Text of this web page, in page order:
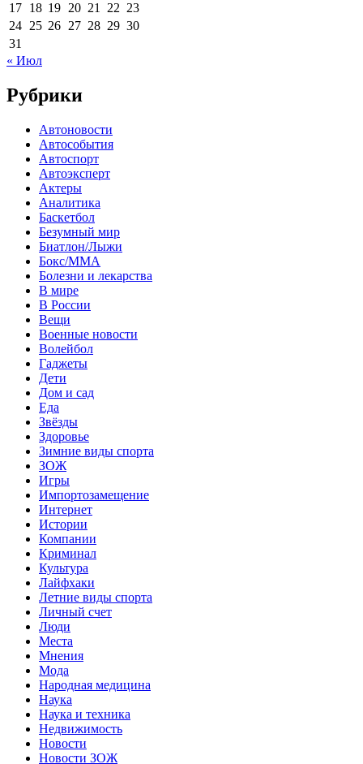
17 18 19 20 21 22 23
24 25 26 27 28 29 30
31
« Июл
Рубрики
Автоновости
Автособытия
Автоспорт
Автоэксперт
Актеры
Аналитика
Баскетбол
Безумный мир
Биатлон/Лыжи
Бокс/MMA
Болезни и лекарства
В мире
В России
Вещи
Военные новости
Волейбол
Гаджеты
Дети
Дом и сад
Еда
Звёзды
Здоровье
Зимние виды спорта
ЗОЖ
Игры
Импортозамещение
Интернет
Истории
Компании
Криминал
Культура
Лайфхаки
Летние виды спорта
Личный счет
Люди
Места
Мнения
Мода
Народная медицина
Наука
Наука и техника
Недвижимость
Новости
Новости ЗОЖ